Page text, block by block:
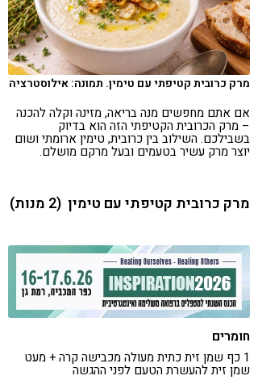
קורונה
טבעונות
מרק כרובית קטיפתי עם טימין. תמונה: אילוסטרציה
אם אתם מחפשים מנה בריאה, מזינה וקלה להכנה
– מרק הכרובית הקטיפתי הזה הוא בדיוק
בשבילכם. השילוב בין כרובית, טימין ארומתי ושום
יוצר מרק עשיר בטעמים ובעל מרקם מושלם.
מרק כרובית קטיפתי עם טימין (2 מנות)
חומרים
1 כף שמן זית כתית מעולה מכבישה קרה + מעט
שמן זית להעשרת הטעם לפני ההגשה